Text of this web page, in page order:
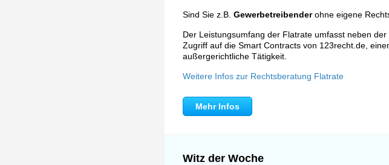
Sind Sie z.B. Gewerbetreibenderohne eigene
Der Leistungsumfang der Flatrate umfasst neben
Zugriff auf die Smart Contracts von 123recht.de,
außergerichtliche Tätigkeit.
Weitere Infos zur Rechtsberatung Flatrate
Mehr Infos
Witz der Woche